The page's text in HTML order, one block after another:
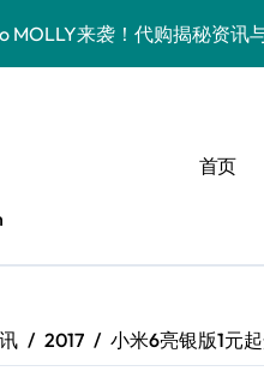
MOLLY来袭！代购揭秘资讯
mini来袭！小屏旗舰亮点，代
Pro代购揭秘：亮点速览+
：REDMI K90超全亮点配置
抢先看！代购揭秘新机亮点
Fold7来袭！折叠屏革新，代
首页
2017 小米6亮银版1元